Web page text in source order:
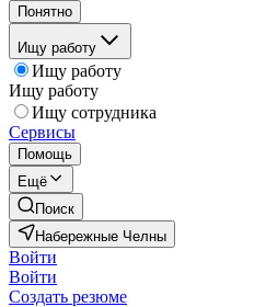
Понятно
Ищу работу
Ищу работу
Ищу работу
Ищу сотрудника
Сервисы
Помощь
Ещё
Поиск
Набережные Челны
Войти
Войти
Создать резюме